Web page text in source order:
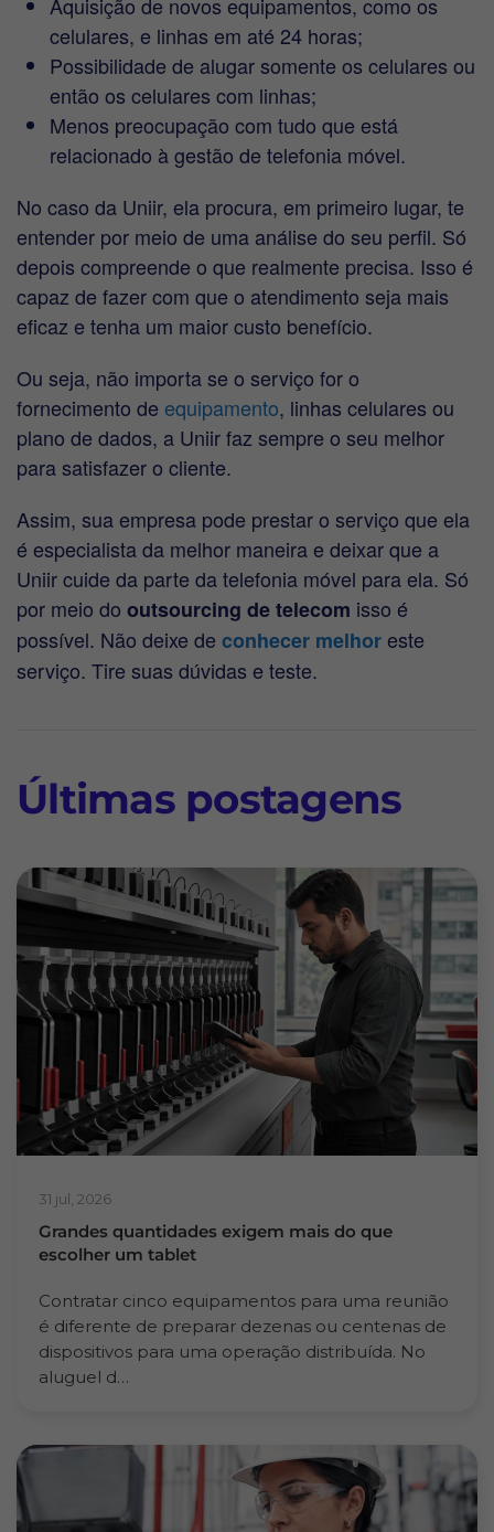
celulares, e linhas em até 24 horas;
Possibilidade de alugar somente os celulares ou
então os celulares com linhas;
Menos preocupação com tudo que está
relacionado à gestão de telefonia móvel.
No caso da Uniir, ela procura, em primeiro lugar, te
entender por meio de uma análise do seu perfil. Só
depois compreende o que realmente precisa. Isso é
capaz de fazer com que o atendimento seja mais
eficaz e tenha um maior custo benefício.
Ou seja, não importa se o serviço for o
fornecimento de equipamento, linhas celulares ou
plano de dados, a Uniir faz sempre o seu melhor
para satisfazer o cliente.
Assim, sua empresa pode prestar o serviço que ela
é especialista da melhor maneira e deixar que a
Uniir cuide da parte da telefonia móvel para ela. Só
por meio do outsourcing de telecom isso é
possível. Não deixe de conhecer melhor este
serviço. Tire suas dúvidas e teste.
Últimas postagens
31 jul, 2026
Grandes quantidades exigem mais do que
escolher um tablet
Contratar cinco equipamentos para uma reunião
é diferente de preparar dezenas ou centenas de
dispositivos para uma operação distribuída. No
aluguel d…